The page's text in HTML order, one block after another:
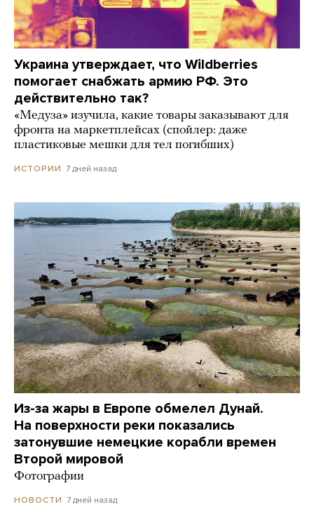
Украина утверждает, что Wildberries
помогает снабжать армию РФ. Это
действительно так?
«Медуза» изучила, какие товары заказывают для
фронта на маркетплейсах (спойлер: даже
пластиковые мешки для тел погибших)
ИСТОРИИ 7 дней назад
Из-за жары в Европе обмелел Дунай.
На поверхности реки показались
затонувшие немецкие корабли времен
Второй мировой
Фотографии
НОВОСТИ 7 дней назад